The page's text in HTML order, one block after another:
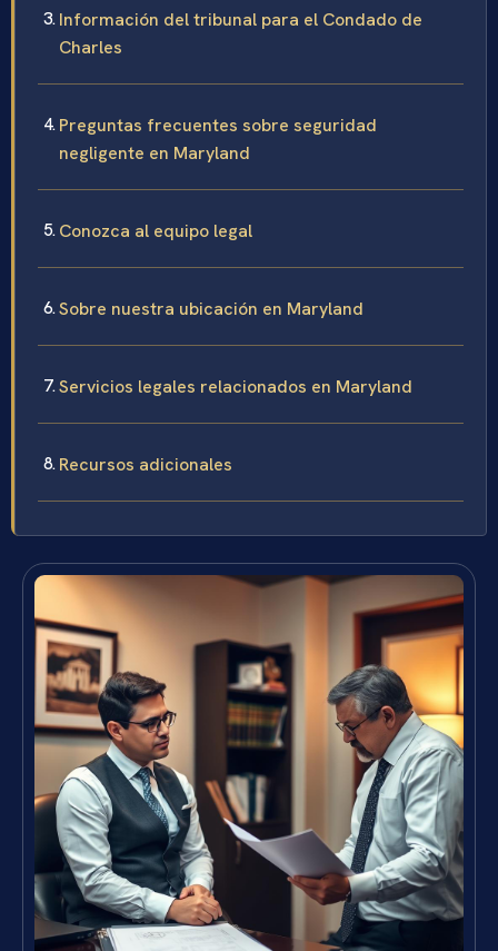
Información del tribunal para el Condado de
Charles
Preguntas frecuentes sobre seguridad
negligente en Maryland
Conozca al equipo legal
Sobre nuestra ubicación en Maryland
Servicios legales relacionados en Maryland
Recursos adicionales